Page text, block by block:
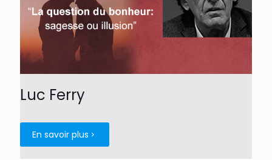
Luc Ferry
En savoir plus